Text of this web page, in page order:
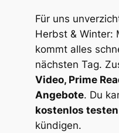
Für uns
Herbst & Winter:
kommt alles
nächsten Tag.
Video, Prime
Angebote. Du
kostenlos testen
kündigen.